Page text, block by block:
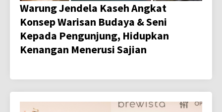
Warung Jendela Kaseh Angkat
Konsep Warisan Budaya & Seni
Kepada Pengunjung, Hidupkan
Kenangan Menerusi Sajian